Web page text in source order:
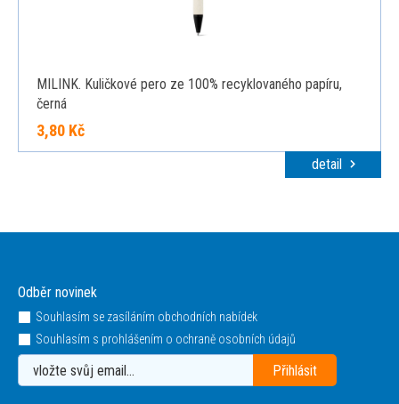
MILINK. Kuličkové pero ze 100% recyklovaného papíru,
černá
3,80 Kč
detail
Odběr novinek
Souhlasím se zasíláním obchodních nabídek
Souhlasím s prohlášením o ochraně osobních údajů